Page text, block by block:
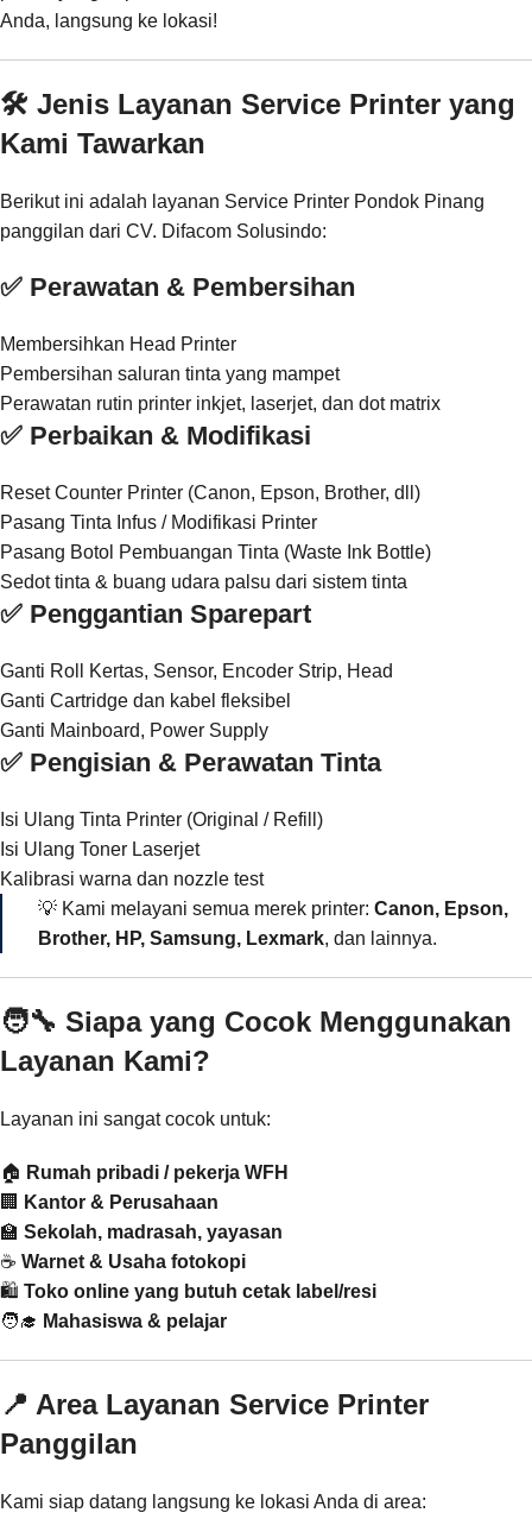
Anda, langsung ke lokasi!
🛠️ Jenis Layanan Service Printer yang
Kami Tawarkan
Berikut ini adalah layanan Service Printer Pondok Pinang
panggilan dari CV. Difacom Solusindo:
✅ Perawatan & Pembersihan
Membersihkan Head Printer
Pembersihan saluran tinta yang mampet
Perawatan rutin printer inkjet, laserjet, dan dot matrix
✅ Perbaikan & Modifikasi
Reset Counter Printer (Canon, Epson, Brother, dll)
Pasang Tinta Infus / Modifikasi Printer
Pasang Botol Pembuangan Tinta (Waste Ink Bottle)
Sedot tinta & buang udara palsu dari sistem tinta
✅ Penggantian Sparepart
Ganti Roll Kertas, Sensor, Encoder Strip, Head
Ganti Cartridge dan kabel fleksibel
Ganti Mainboard, Power Supply
✅ Pengisian & Perawatan Tinta
Isi Ulang Tinta Printer (Original / Refill)
Isi Ulang Toner Laserjet
Kalibrasi warna dan nozzle test
💡 Kami melayani semua merek printer: Canon, Epson,
Brother, HP, Samsung, Lexmark, dan lainnya.
🧑‍🔧 Siapa yang Cocok Menggunakan
Layanan Kami?
Layanan ini sangat cocok untuk:
🏠 Rumah pribadi / pekerja WFH
🏢
Kantor & Perusahaan
🏫 Sekolah, madrasah, yayasan
☕ Warnet & Usaha fotokopi
🛍️ Toko online yang butuh cetak label/resi
🧑‍🎓 Mahasiswa & pelajar
📍 Area Layanan Service Printer
Panggilan
Kami siap datang langsung ke lokasi Anda di area: